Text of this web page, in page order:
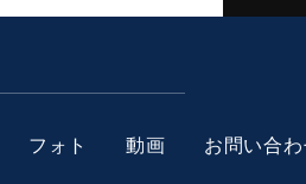
フォト 動画 お問い合